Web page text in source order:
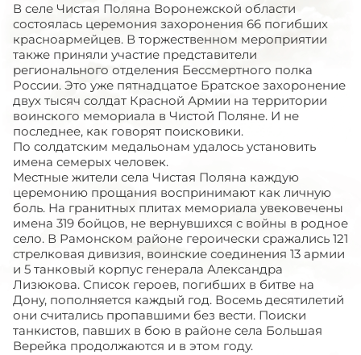
В селе Чистая Поляна Воронежской области
состоялась церемония захоронения 66 погибших
красноармейцев. В торжественном мероприятии
также приняли участие представители
регионального отделения Бессмертного полка
России. Это уже пятнадцатое Братское захоронение
двух тысяч солдат Красной Армии на территории
воинского мемориала в Чистой Поляне. И не
последнее, как говорят поисковики.
По солдатским медальонам удалось установить
имена семерых человек.
Местные жители села Чистая Поляна каждую
церемонию прощания воспринимают как личную
боль. На гранитных плитах мемориала увековечены
имена 319 бойцов, не вернувшихся с войны в родное
село. В Рамонском районе героически сражались 121
стрелковая дивизия, воинские соединения 13 армии
и 5 танковый корпус генерала Александра
Лизюкова. Список героев, погибших в битве на
Дону, пополняется каждый год. Восемь десятилетий
они считались пропавшими без вести. Поиски
танкистов, павших в бою в районе села Большая
Верейка продолжаются и в этом году.